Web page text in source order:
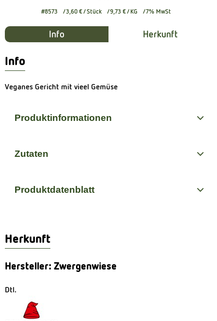
#8573 3,60 €/ Stück 9,73 €/ KG 7% MwSt
Info Herkunft
Info
Veganes Gericht mit vieel Gemüse
Produktinformationen
Zutaten
Produktdatenblatt
Herkunft
Hersteller: Zwergenwiese
Dtl.